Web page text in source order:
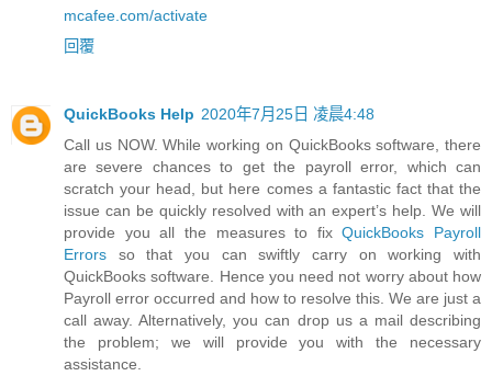
mcafee.com/activate
回覆
QuickBooks Help 2020年7月25日 凌晨4:48
Call us NOW. While working on QuickBooks software, there
are severe chances to get the payroll error, which can
scratch your head, but here comes a fantastic fact that the
issue can be quickly resolved with an expert’s help. We will
provide you all the measures to fixQuickBooks Payroll
Errors so that you can swiftly carry on working with
QuickBooks software. Hence you need not worry about how
Payroll error occurred and how to resolve this. We are just a
call away. Alternatively, you can drop us a mail describing
the problem; we will provide you with the necessary
assistance.